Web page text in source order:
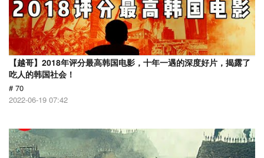
【越哥】2018年评分最高韩国电影，十年一遇的深度好片，揭露了
吃人的韩国社会！
# 70
2022-06-19 07:42